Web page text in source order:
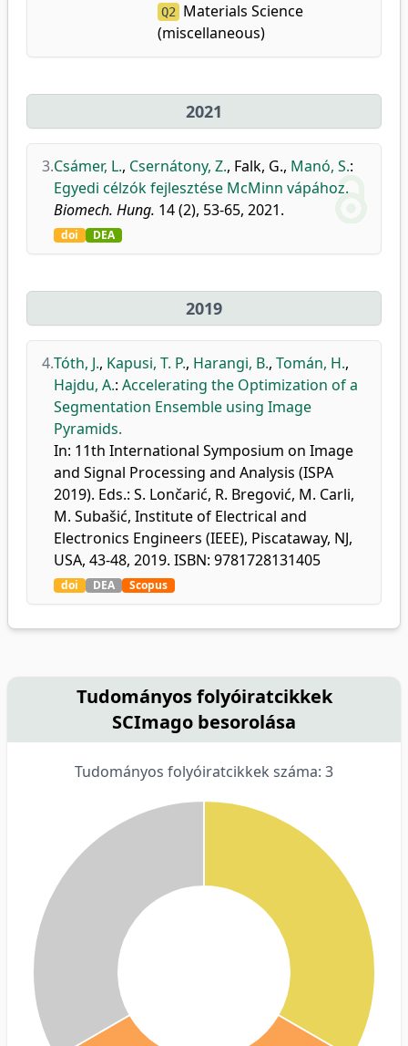
Q2 Materials Science
(miscellaneous)
2021
3.Csámer, L., Csernátony, Z., Falk, G., Manó, S.:
Egyedi célzók fejlesztése McMinn vápához.
Biomech. Hung. 14 (2), 53-65, 2021.
doi DEA
2019
4.Tóth, J., Kapusi, T. P., Harangi, B., Tomán, H.,
Hajdu, A.: Accelerating the Optimization of a
Segmentation Ensemble using Image
Pyramids.
In: 11th International Symposium on Image
and Signal Processing and Analysis (ISPA
2019). Eds.: S. Lončarić, R. Bregović, M. Carli,
M. Subašić, Institute of Electrical and
Electronics Engineers (IEEE), Piscataway, NJ,
USA, 43-48, 2019. ISBN: 9781728131405
doi DEA Scopus
Tudományos folyóiratcikkek
SCImago besorolása
Tudományos folyóiratcikkek száma: 3